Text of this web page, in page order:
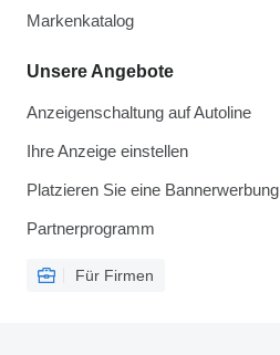
Markenkatalog
Unsere Angebote
Anzeigenschaltung auf Autoline
Ihre Anzeige einstellen
Platzieren Sie eine Bannerwerbung
Partnerprogramm
Für Firmen